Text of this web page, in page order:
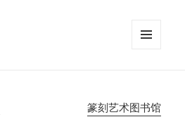
篆刻艺术图书馆